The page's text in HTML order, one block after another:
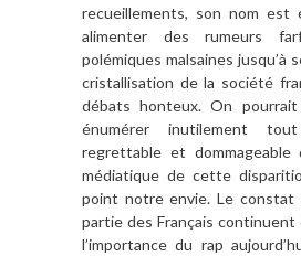
recueillements, son nom est
alimenter des rumeurs
polémiques malsaines jusqu’à
cristallisation de la société
débats honteux. On
énumérer inutilement
regrettable et dommageable
médiatique de cette
point notre envie. Le constat
partie des Français
l’importance du rap